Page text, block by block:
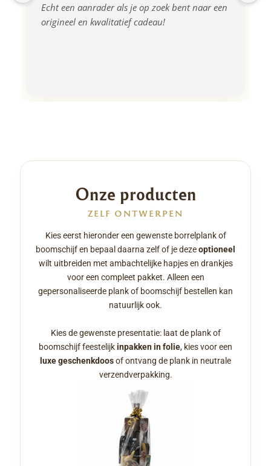
Echt een aanrader als je op zoek bent naar een
origineel en kwalitatief cadeau!
Onze producten
ZELF ONTWERPEN
Kies eerst hieronder een gewenste borrelplank of
boomschijf en bepaal daarna zelf of je dezeoptioneel
wilt uitbreiden met ambachtelijke hapjes en drankjes
voor een compleet pakket. Alleen een
gepersonaliseerde plank of boomschijf bestellen kan
natuurlijk ook.
Kies de gewenste presentatie: laat de plank of
boomschijf feestelijkinpakken in folie, kies voor een
luxe geschenkdoosof ontvang de plank in neutrale
verzendverpakking.